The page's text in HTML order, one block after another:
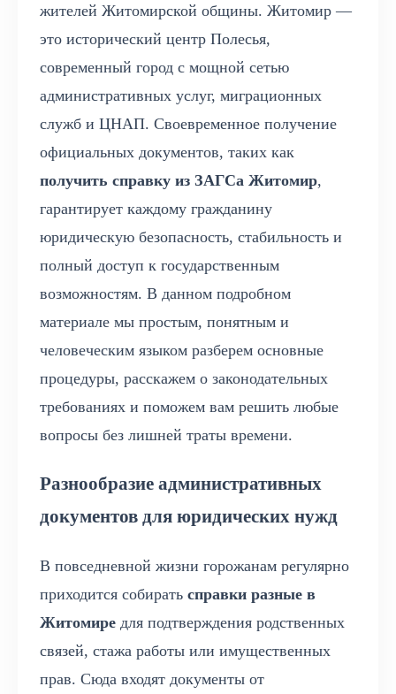
жителей Житомирской общины. Житомир —
это исторический центр Полесья,
современный город с мощной сетью
административных услуг, миграционных
служб и ЦНАП. Своевременное получение
официальных документов, таких как
получить справку из ЗАГСа Житомир,
гарантирует каждому гражданину
юридическую безопасность, стабильность и
полный доступ к государственным
возможностям. В данном подробном
материале мы простым, понятным и
человеческим языком разберем основные
процедуры, расскажем о законодательных
требованиях и поможем вам решить любые
вопросы без лишней траты времени.
Разнообразие административных
документов для юридических нужд
В повседневной жизни горожанам регулярно
приходится собирать справки разные в
Житомире для подтверждения родственных
связей, стажа работы или имущественных
прав. Сюда входят документы от